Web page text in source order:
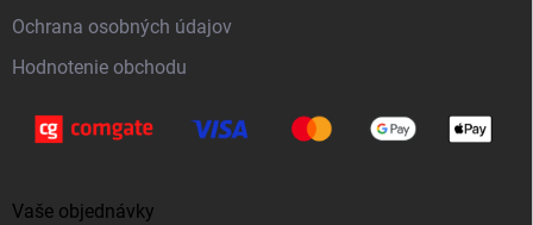
Ochrana osobných údajov
Hodnotenie obchodu
Vaše objednávky